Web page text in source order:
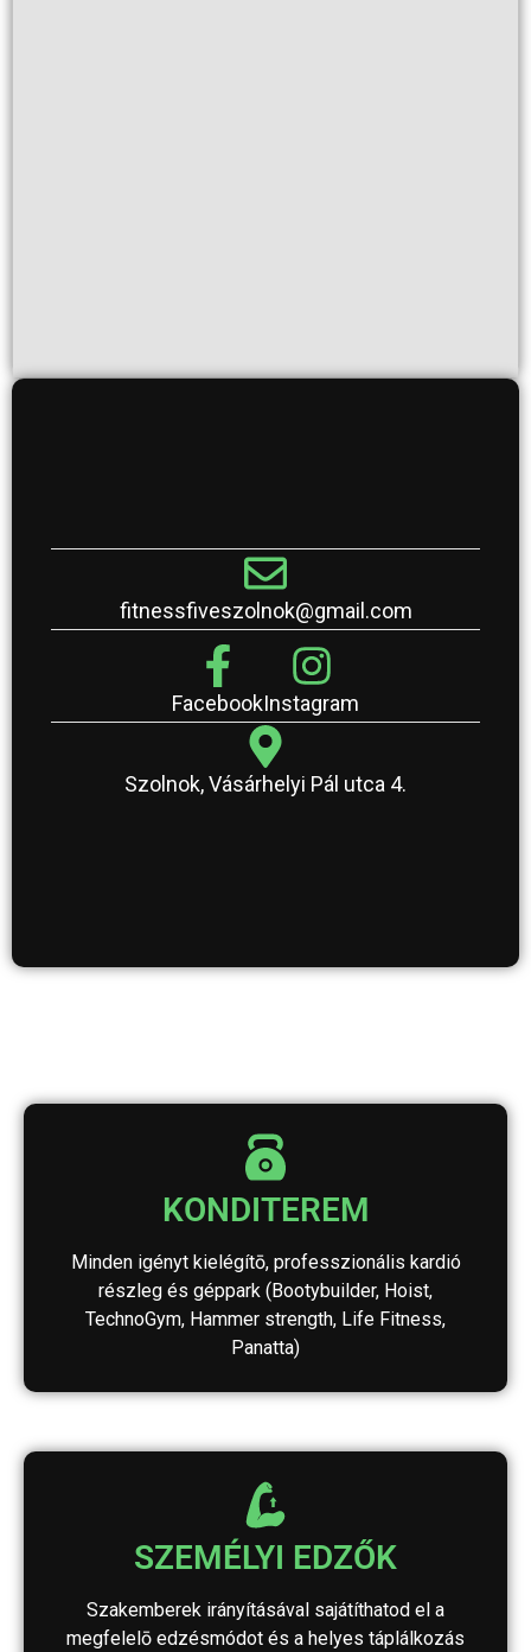
fitnessfiveszolnok@gmail.com
FacebookInstagram
Szolnok, Vásárhelyi Pál utca 4.
KONDITEREM
Minden igényt kielégítō, professzionális kardió
részleg és géppark (Bootybuilder, Hoist,
TechnoGym, Hammer strength, Life Fitness,
Panatta)
SZEMÉLYI EDZŐK
Szakemberek irányításával sajátíthatod el a
megfelelō edzésmódot és a helyes táplálkozás